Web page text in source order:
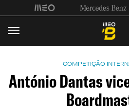
COMPETIÇÃO
António Dantas